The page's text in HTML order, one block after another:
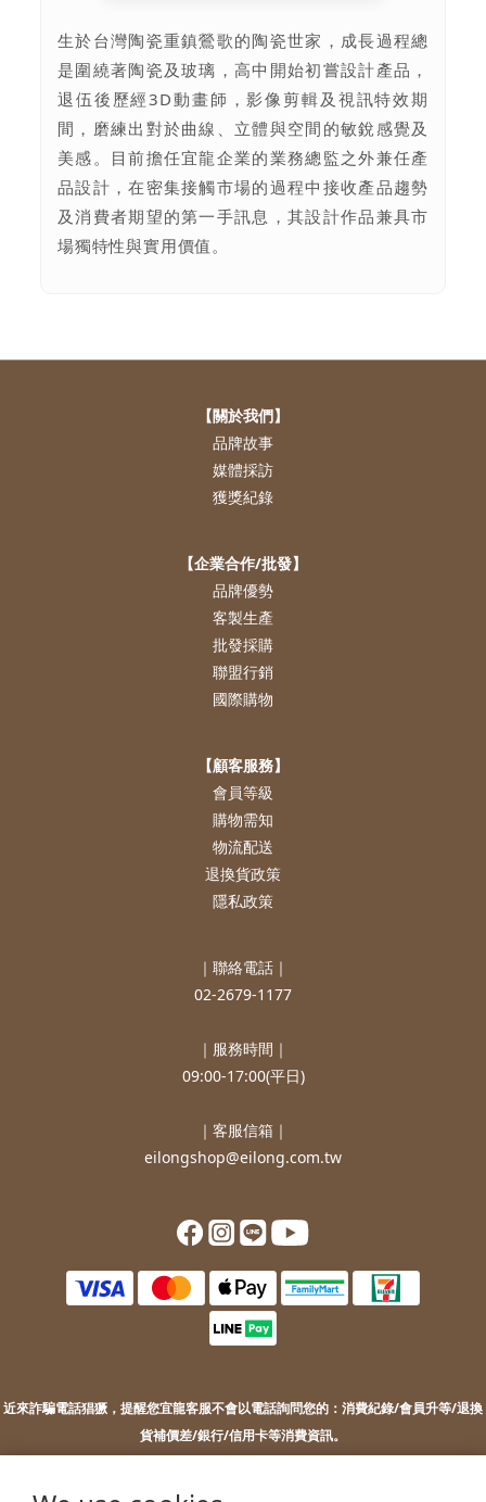
生於台灣陶瓷重鎮鶯歌的陶瓷世家，成長過程總
是圍繞著陶瓷及玻璃，高中開始初嘗設計產品，
退伍後歷經3D動畫師，影像剪輯及視訊特效期
間，磨練出對於曲線、立體與空間的敏銳感覺及
美感。目前擔任宜龍企業的業務總監之外兼任產
品設計，在密集接觸市場的過程中接收產品趨勢
及消費者期望的第一手訊息，其設計作品兼具市
場獨特性與實用價值。
【關於我們】
品牌故事
媒體採訪
獲獎紀錄
【企業合作/批發】
品牌優勢
客製生產
批發採購
聯盟行銷
國際購物
【顧客服務】
會員等級
購物需知
物流配送
退換貨政策
隱私政策
｜聯絡電話｜
02-2679-1177
｜服務時間｜
09:00-17:00(平日)
｜客服信箱｜
eilongshop@eilong.com.tw
近來詐騙電話猖獗，提醒您宜龍客服不會以電話詢問您的： 消費紀錄/會員升等/退換
貨補價差/銀行/信用卡等消費資訊。